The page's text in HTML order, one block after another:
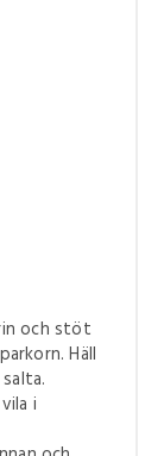
och stöt
Häll
i